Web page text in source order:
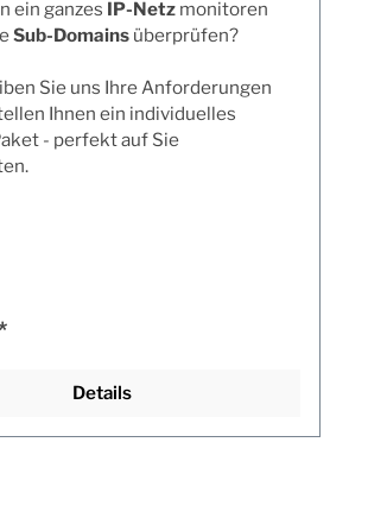
ein ganzes IP-Netz monitoren
Sub-Domains überprüfen?
Sie uns Ihre Anforderungen
Ihnen ein individuelles
- perfekt auf Sie
Details